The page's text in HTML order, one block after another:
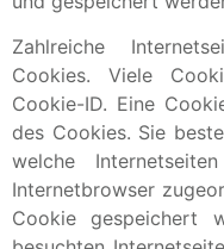
Zahlreiche
Cookies. Viele
Cookie-ID. Eine
des Cookies. Sie
welche
Internetbrowser
Cookie gespeichert